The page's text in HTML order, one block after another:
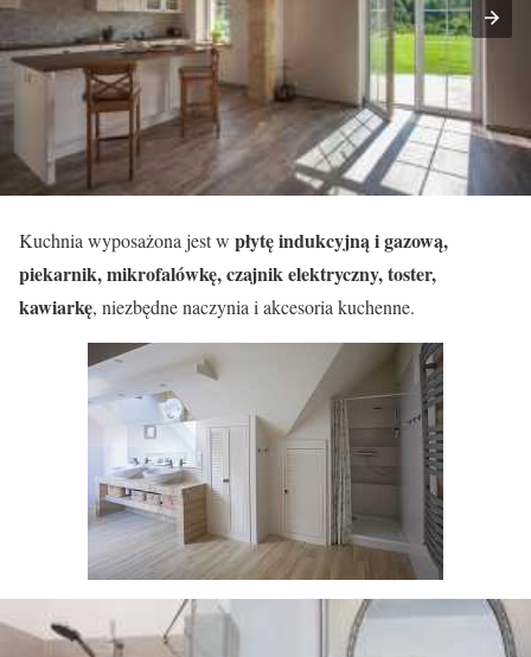
Kuchnia wyposażona jest w płytę indukcyjną i gazową,
piekarnik, mikrofalówkę, czajnik elektryczny, toster,
kawiarkę, niezbędne naczynia i akcesoria kuchenne.